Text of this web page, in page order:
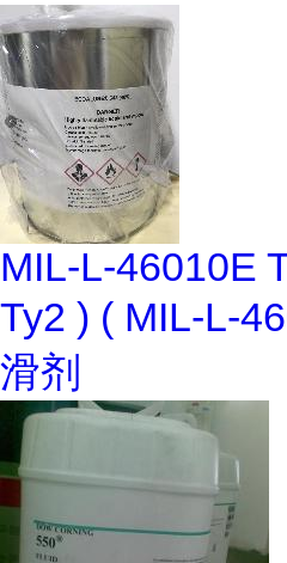
MIL-L-46010E
Ty2 ) ( MIL-L-
滑剂